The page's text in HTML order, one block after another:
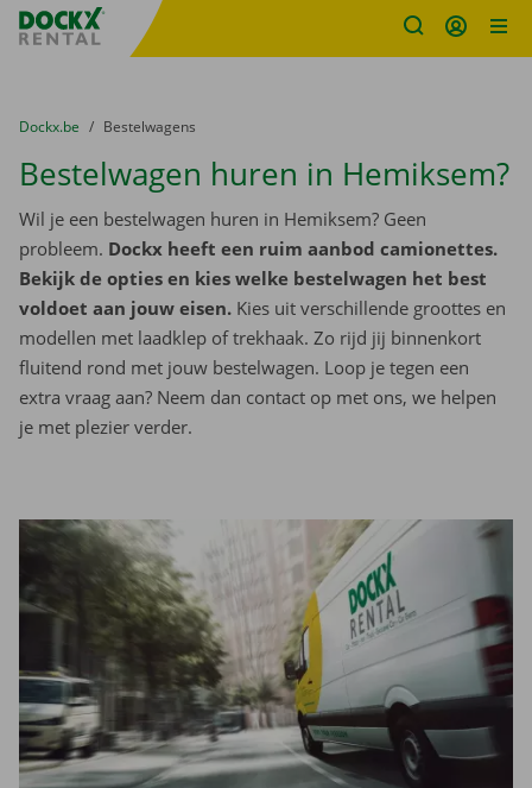
Fratello DEMO
U bevindt zich hier:
van
Dockx.be naar
Bestelwagens
Bestelwagen huren in Hemiksem?
Wil je een bestelwagen huren in Hemiksem? Geen
probleem. Dockx heeft een ruim aanbod camionettes.
Bekijk de opties en kies welke bestelwagen het best
voldoet aan jouw eisen. Kies uit verschillende groottes en
modellen met laadklep of trekhaak. Zo rijd jij binnenkort
fluitend rond met jouw bestelwagen. Loop je tegen een
extra vraag aan? Neem dan contact op met ons, we helpen
je met plezier verder.